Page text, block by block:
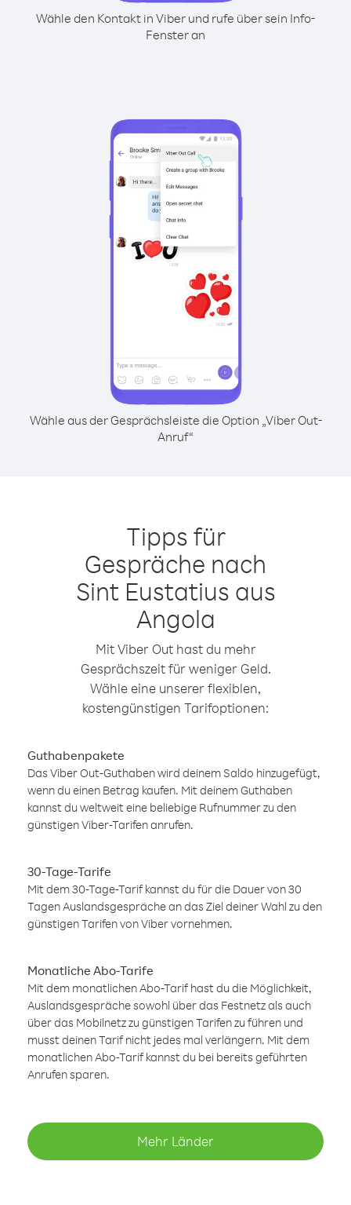
Wähle den Kontakt in Viber und rufe über sein Info-
Fenster an
Wähle aus der Gesprächsleiste die Option „Viber Out-
Anruf“
Tipps für
Gespräche nach
Sint Eustatius aus
Angola
Mit Viber Out hast du mehr
Gesprächszeit für weniger Geld.
Wähle eine unserer flexiblen,
kostengünstigen Tarifoptionen:
Guthabenpakete
Das Viber Out-Guthaben wird deinem Saldo hinzugefügt,
wenn du einen Betrag kaufen. Mit deinem Guthaben
kannst du weltweit eine beliebige Rufnummer zu den
günstigen Viber-Tarifen anrufen.
30-Tage-Tarife
Mit dem 30-Tage-Tarif kannst du für die Dauer von 30
Tagen Auslandsgespräche an das Ziel deiner Wahl zu den
günstigen Tarifen von Viber vornehmen.
Monatliche Abo-Tarife
Mit dem monatlichen Abo-Tarif hast du die Möglichkeit,
Auslandsgespräche sowohl über das Festnetz als auch
über das Mobilnetz zu günstigen Tarifen zu führen und
musst deinen Tarif nicht jedes mal verlängern. Mit dem
monatlichen Abo-Tarif kannst du bei bereits geführten
Anrufen sparen.
Mehr Länder